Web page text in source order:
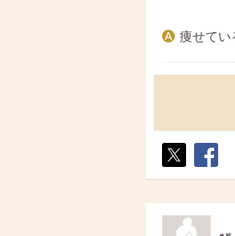
痩せてい
ト
ア